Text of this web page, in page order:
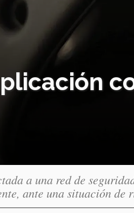
a una red de
ante una situación de